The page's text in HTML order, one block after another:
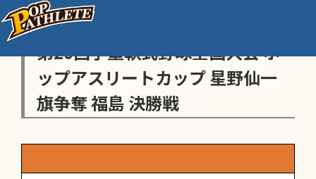
センス・トラストトーナメント
第20回学童軟式野球全国大会 ポ
ップアスリートカップ 星野仙一
旗争奪 福島 決勝戦